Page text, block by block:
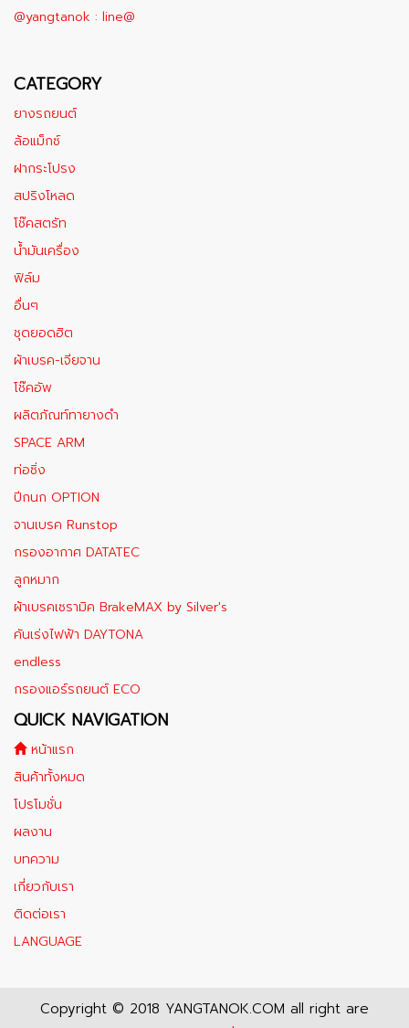
@yangtanok : line@
CATEGORY
ยางรถยนต์
ล้อแม็กซ์
ฝากระโปรง
สปริงโหลด
โช๊คสตรัท
น้ำมันเครื่อง
ฟิล์ม
อื่นๆ
ชุดยอดฮิต
ผ้าเบรค-เจียจาน
โช๊คอัพ
ผลิตภัณท์ทายางดำ
SPACE ARM
ท่อซิ่ง
ปีกนก OPTION
จานเบรค Runstop
กรองอากาศ DATATEC
ลูกหมาก
ผ้าเบรคเซรามิค BrakeMAX​ by Silver's
คันเร่งไฟฟ้า DAYTONA
endless
กรองแอร์รถยนต์ ECO
QUICK NAVIGATION
หน้าแรก
สินค้าทั้งหมด
โปรโมชั่น
ผลงาน
บทความ
เกี่ยวกับเรา
ติดต่อเรา
LANGUAGE
Copyright © 2018 YANGTANOK.COM all right are